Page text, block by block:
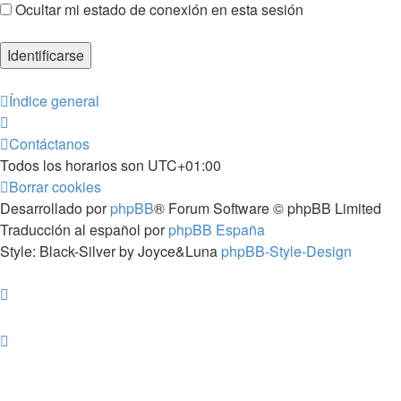
Ocultar mi estado de conexión en esta sesión
Índice general
Contáctanos
Todos los horarios son UTC+01:00
Borrar cookies
Desarrollado porphpBB® Forum Software © phpBB Limited
Traducción al español porphpBB España
Style: Black-Silver by Joyce&Luna phpBB-Style-Design